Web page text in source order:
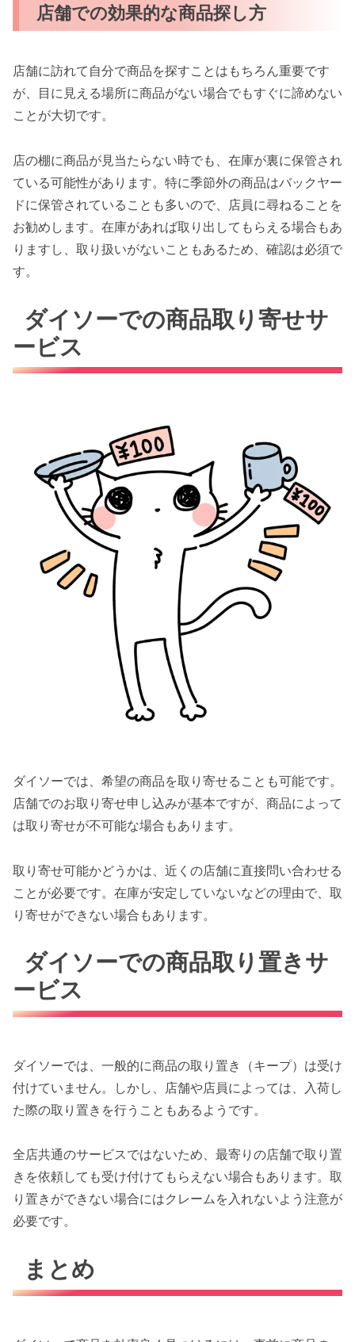
店舗での効果的な商品探し方
店舗に訪れて自分で商品を探すことはもちろん重要です
が、目に見える場所に商品がない場合でもすぐに諦めない
ことが大切です。
店の棚に商品が見当たらない時でも、在庫が裏に保管され
ている可能性があります。特に季節外の商品はバックヤー
ドに保管されていることも多いので、店員に尋ねることを
お勧めします。在庫があれば取り出してもらえる場合もあ
りますし、取り扱いがないこともあるため、確認は必須で
す。
ダイソーでの商品取り寄せサ
ービス
ダイソーでは、希望の商品を取り寄せることも可能です。
店舗でのお取り寄せ申し込みが基本ですが、商品によって
は取り寄せが不可能な場合もあります。
取り寄せ可能かどうかは、近くの店舗に直接問い合わせる
ことが必要です。在庫が安定していないなどの理由で、取
り寄せができない場合もあります。
ダイソーでの商品取り置きサ
ービス
ダイソーでは、一般的に商品の取り置き（キープ）は受け
付けていません。しかし、店舗や店員によっては、入荷し
た際の取り置きを行うこともあるようです。
全店共通のサービスではないため、最寄りの店舗で取り置
きを依頼しても受け付けてもらえない場合もあります。取
り置きができない場合にはクレームを入れないよう注意が
必要です。
まとめ